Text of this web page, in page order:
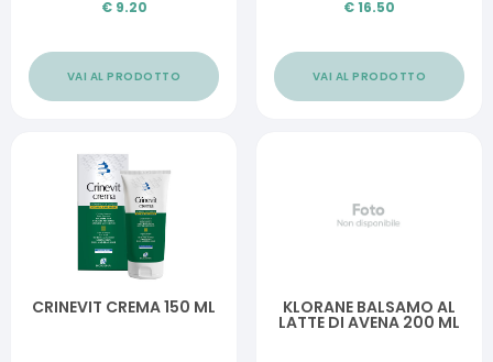
€ 9.20
VAI AL PRODOTTO
€16.50
VAI AL PRODOTTO
CRINEVIT CREMA 150 ML KLORANE BALSAMO AL
LATTE DI AVENA 200 ML